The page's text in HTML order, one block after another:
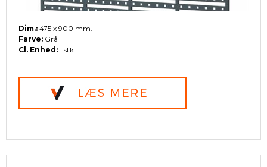
Dim.: 475 x 900 mm.
Farve: Grå
Cl. Enhed: 1 stk.